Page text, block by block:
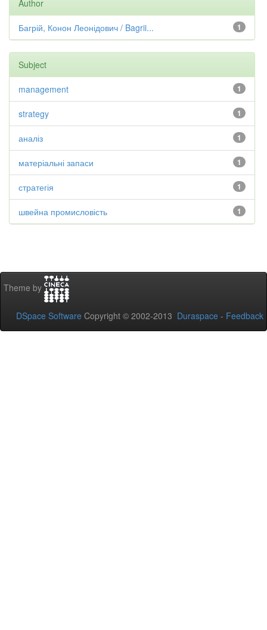
Author
1
Багрій, Конон Леонідович / Bagrii...
Subject
1
management
1
strategy
1
аналіз
1
матеріальні запаси
1
стратегія
1
швейна промисловість
Theme by
DSpace Software Copyright © 2002-2013 Duraspace - Feedback